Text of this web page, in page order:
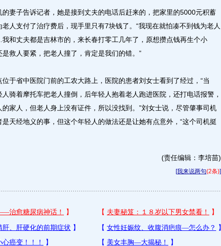
子告诉记者，她是接到丈夫的电话后赶来的，把家里的5000元积蓄
人支付了治疗费后，现手里只有7块钱了。“我现在就怕凑不到钱为老人
和丈夫都是吉林市的，来长春打零工几年了，原想攒点钱再生个小
救人要紧，把老人撞了，肯定是我们的错。”
省中医院门前的工农大路上，医院的患者刘女士看到了经过，“当
人骑着摩托车把老人撞倒，后年轻人抱着老人跑进医院，还打电话报警，
的家人，但老人身上没有证件，所以没找到。”刘女士说，尽管肇事司机
是天经地义的事，但这个年轻人的做法还是让她有点意外，“这个司机挺
(责任编辑：李培苗)
[我来说两句(2条)]